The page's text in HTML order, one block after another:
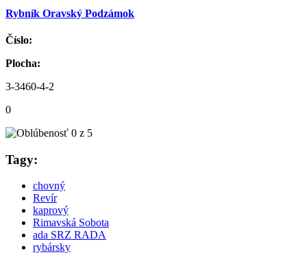
Rybník Oravský Podzámok
Číslo:
Plocha:
3-3460-4-2
0
Tagy:
chovný
Revír
kaprový
Rimavská Sobota
ada SRZ RADA
rybársky